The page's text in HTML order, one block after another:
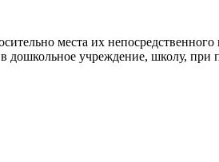
места их
учреждение, школу, при